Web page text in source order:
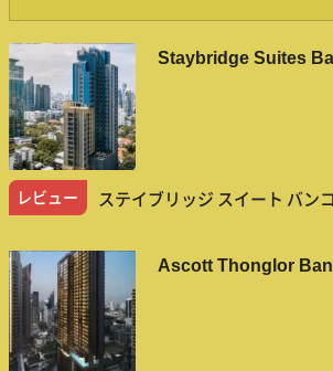
Staybridge Suites
レビュー ステイブリッジ スイート バン
Ascott Thonglor